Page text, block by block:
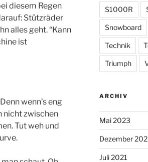
diesem Regen
Stützräder
alles geht. “Kann
ist
wenn’s eng
nicht zwischen
Tut weh und
S1000R
Snowboard
Technik
Triumph
ARCHIV
Mai 2023
Dezember
Juli 2021